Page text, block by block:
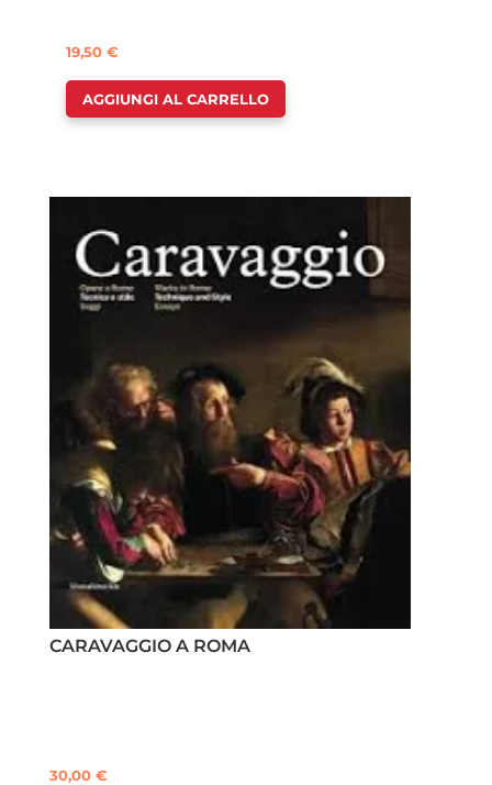
19,50 €
AGGIUNGI AL CARRELLO
CARAVAGGIO A ROMA
30,00€